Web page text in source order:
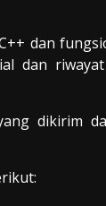
dan
dan
dikirim